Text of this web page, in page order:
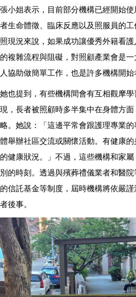
張小姐表示，目前部分機構已經開始
者生命體徵、臨床反應以及照服員的
照現況來說，如果成功讓優秀外籍看
的複雜流程與阻礙，對照顧產業會是
人協助做簡單工作，也是許多機構開始
她也提到，有些機構間會有互相觀摩
現，長者被照顧時多半集中在身體方
略。她說：「這邊平常會跟護理專業
體舉辦社區交流或關懷活動。有健康
的健康狀況。」不過，這些機構和家
別的時刻。透過與殯葬禮儀業者和醫
的信託基金等制度，屆時機構將依嚴
者後事。